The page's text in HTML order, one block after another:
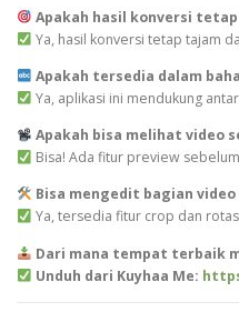
Apakah hasil konversi
Ya, hasil konversi tetap tajam
Apakah tersedia dalam
Ya, aplikasi ini mendukung
Apakah bisa melihat video
Bisa! Ada fitur preview
Bisa mengedit bagian
Ya, tersedia fitur crop dan
Dari mana tempat terbaik
Unduh dari Kuyhaa Me: